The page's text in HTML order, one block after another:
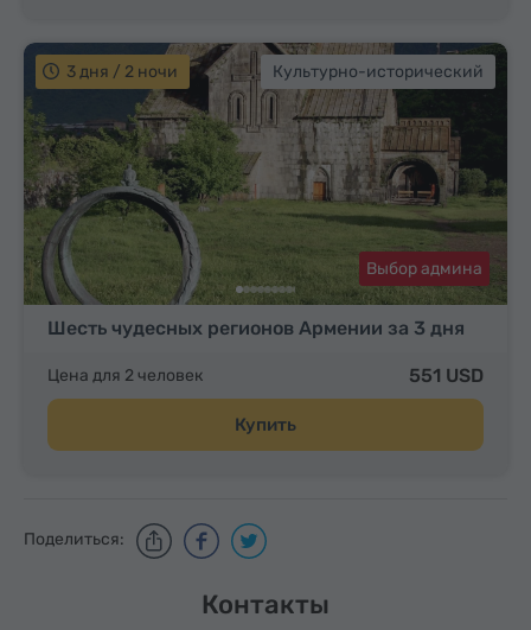
3 дня / 2 ночи Культурно-исторический
Шесть чудесных регионов Армении за 3 дня
Выбор админа
Цена для 2 человек 551 USD
Купить
Поделиться:
Контакты